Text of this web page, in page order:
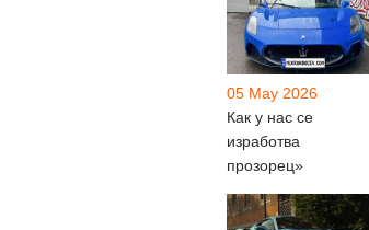
05 May 2026
Как у нас се
изработва
прозорец»